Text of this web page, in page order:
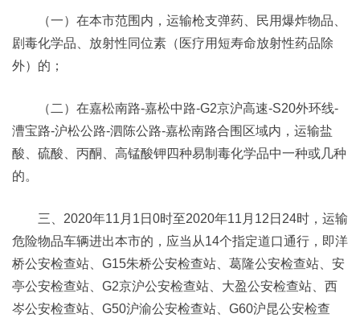
（一）在本市范围内，运输枪支弹药、民用爆炸物品、
剧毒化学品、放射性同位素（医疗用短寿命放射性药品除
外）的；
（二）在嘉松南路-嘉松中路-G2京沪高速-S20外环线-
漕宝路-沪松公路-泗陈公路-嘉松南路合围区域内，运输盐
酸、硫酸、丙酮、高锰酸钾四种易制毒化学品中一种或几种
的。
三、2020年11月1日0时至2020年11月12日24时，运输
危险物品车辆进出本市的，应当从14个指定道口通行，即洋
桥公安检查站、G15朱桥公安检查站、葛隆公安检查站、安
亭公安检查站、G2京沪公安检查站、大盈公安检查站、西
岑公安检查站、G50沪渝公安检查站、G60沪昆公安检查